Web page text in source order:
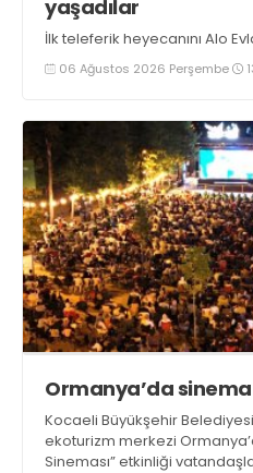
yaşadılar
İlk teleferik heyecanını Alo
06 Ağustos 2026 Perşembe
Ormanya’da
Kocaeli Büyükşehir
ekoturizm merkezi
Sineması” etkinliği